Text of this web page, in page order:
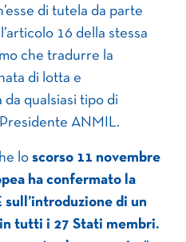
di tutela da parte
16 della stessa
che tradurre la
di lotta e
qualsiasi tipo di
ANMIL.
lo scorso 11 novembre
ha confermato la
di un
tutti i 27 Stati membri.